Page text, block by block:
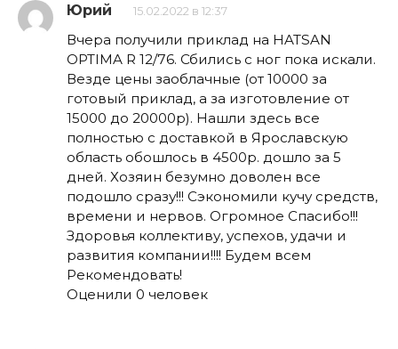
Юрий 15.02.2022 в 12:37
Вчера получили приклад на HATSAN
OPTIMA R 12/76. Сбились с ног пока искали.
Везде цены заоблачные (от 10000 за
готовый приклад, а за изготовление от
15000 до 20000р). Нашли здесь все
полностью с доставкой в Ярославскую
область обошлось в 4500р. дошло за 5
дней. Хозяин безумно доволен все
подошло сразу!!! Сэкономили кучу средств,
времени и нервов. Огромное Спасибо!!!
Здоровья коллективу, успехов, удачи и
развития компании!!!! Будем всем
Рекомендовать!
Оценили 0 человек